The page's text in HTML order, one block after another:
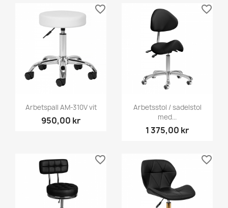
Arbetspall AM-310V vit
950,00 kr
favorite_border
Arbetsstol / sadelstol
med...
1 375,00 kr
favorite_border
favorite_border favorite_border